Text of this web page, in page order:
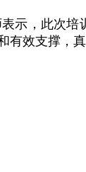
示，此次培
有效支撑，